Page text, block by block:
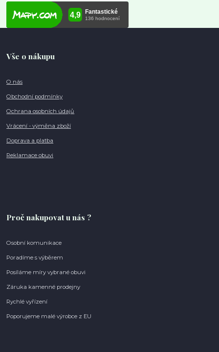
Vše o nákupu
O nás
Obchodní podmínky
Ochrana osobních údajů
Vrácení - výměna zboží
Doprava a platba
Reklamace obuvi
Proč nakupovat u nás ?
Osobní komunikace
Poradíme s výběrem
Posíláme míry vybrané obuvi
Záruka kamenné prodejny
Rychlé vyřízení
Poporujeme malé výrobce z EU